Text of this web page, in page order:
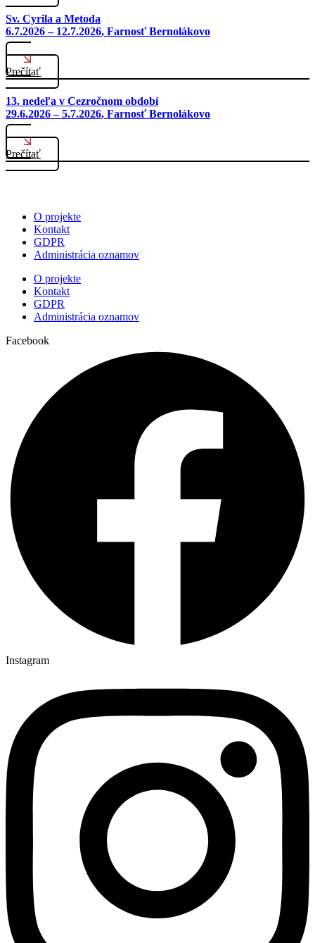
Sv. Cyrila a Metoda
6.7.2026 – 12.7.2026, Farnosť Bernolákovo
Prečítať
13. nedeľa v Cezročnom období
29.6.2026 – 5.7.2026, Farnosť Bernolákovo
Prečítať
O projekte
Kontakt
GDPR
Administrácia oznamov
O projekte
Kontakt
GDPR
Administrácia oznamov
Facebook
Instagram